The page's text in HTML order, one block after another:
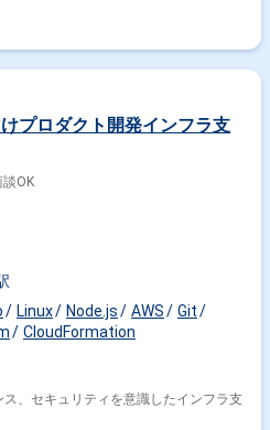
す。 ※現在は週2?月1 程度のペースの
などコンテナ技術を利用した開発/運
PostgreSQL、Elasticsearch、
用した構成管理ツールの運用 ・
開発 ・BigQuery、Kibana、Redash
ネットワーク構築
プロダクト開発インフラ支
OK
Linux Node.js AWS
Git
CloudFormation
、セキュリティを意識したインフラ支